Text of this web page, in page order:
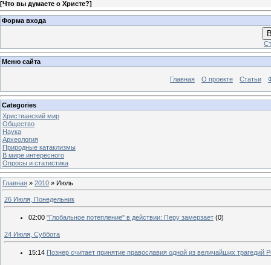
[Что вы думаете о Христе?]
Форма входа
Меню сайта
Главная О проекте Статьи
Categories
Христианский мир
Общество
Наука
Археология
Природные катаклизмы
В мире интересного
Опросы и статистика
Главная » 2010 » Июль
26 Июля, Понедельник
02:00 "Глобальное потепление" в действии: Перу замерзает (0)
24 Июля, Суббота
15:14 Познер считает принятие православия одной из величайших трагедий